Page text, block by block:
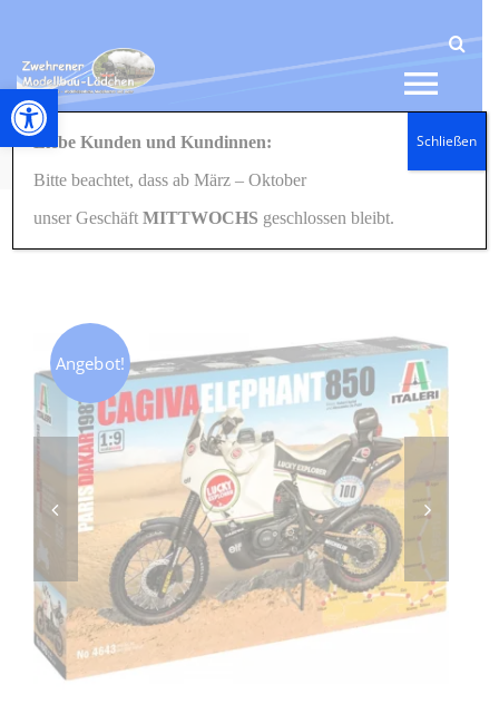
Werkzeugleiste öffnen
springen
HOME
SHOP
GESCHENKIDEEN
KONTAKT
MEIN KONTO
Startseite Modellbau
Motorräder
4643 Cagiva Elephant850 1:9
Angebot!
Liebe Kunden und Kundinnen:
Bitte beachtet, dass ab März – Oktober
unser GeschäftMITTWOCHS geschlossen bleibt.
Schließen